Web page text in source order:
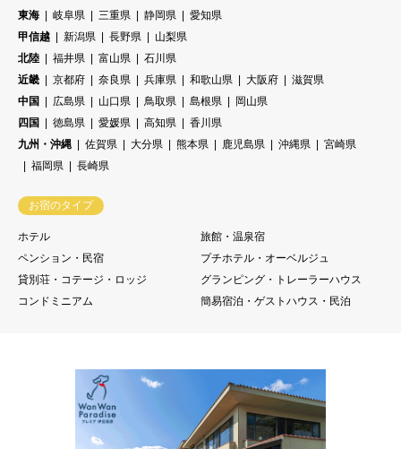
東海 岐阜県 三重県 静岡県
愛知県
甲信越
新潟県 長野県
山梨県
北陸
福井県 富山県
石川県
近畿
京都府 奈良県 兵庫県 和歌山県 大阪府
滋賀県
中国
広島県 山口県 鳥取県 島根県
岡山県
四国
徳島県 愛媛県 高知県
香川県
九州・沖縄
佐賀県 大分県 熊本県 鹿児島県 沖縄県
宮崎県
福岡県
長崎県
お宿のタイプ
ホテル
旅館・温泉宿
ペンション・民宿
プチホテル・オーベルジュ
貸別荘・コテージ・ロッジ
グランピング・トレーラーハウス
コンドミニアム
簡易宿泊・ゲストハウス・民泊